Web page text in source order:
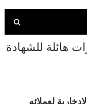
11%.. مميزات هائلة للشهادة
لعملائه